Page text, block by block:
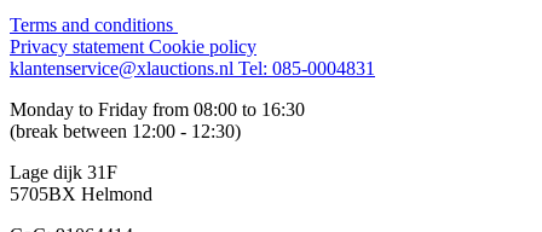
Terms and conditions
Privacy statement Cookie policy
klantenservice@xlauctions.nl Tel: 085-0004831
Monday to Friday from 08:00 to 16:30
(break between 12:00 - 12:30)
Lage dijk 31F
5705BX Helmond